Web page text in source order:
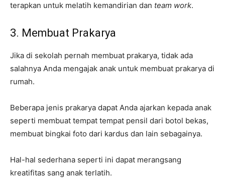
terapkan untuk melatih kemandirian dan team work.
3. Membuat Prakarya
Jika di sekolah pernah membuat prakarya, tidak ada
salahnya Anda mengajak anak untuk membuat prakarya di
rumah.
Beberapa jenis prakarya dapat Anda ajarkan kepada anak
seperti membuat tempat tempat pensil dari botol bekas,
membuat bingkai foto dari kardus dan lain sebagainya.
Hal-hal sederhana seperti ini dapat merangsang
kreatifitas sang anak terlatih.